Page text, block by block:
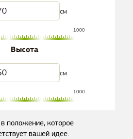
см
1000
Высота
см
1000
положение, которое
вашей идее.